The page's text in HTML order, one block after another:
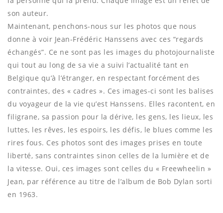
son auteur.
Maintenant, penchons-nous sur les photos que nous
donne à voir Jean-Frédéric Hanssens avec ces “regards
échangés”. Ce ne sont pas les images du photojournaliste
qui tout au long de sa vie a suivi l’actualité tant en
Belgique qu’à l’étranger, en respectant forcément des
contraintes, des « cadres ». Ces images-ci sont les balises
du voyageur de la vie qu’est Hanssens. Elles racontent, en
filigrane, sa passion pour la dérive, les gens, les lieux, les
luttes, les rêves, les espoirs, les défis, le blues comme les
rires fous. Ces photos sont des images prises en toute
liberté, sans contraintes sinon celles de la lumière et de
la vitesse. Oui, ces images sont celles du « Freewheelin »
Jean, par référence au titre de l’album de Bob Dylan sorti
en 1963.